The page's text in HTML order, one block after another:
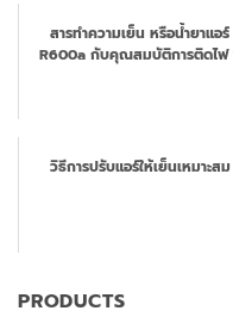
สารทำความเย็น หรือน้ำยาแอร์
R600a กับคุณสมบัติการติดไฟ
วิธีการปรับแอร์ให้เย็นเหมาะสม
PRODUCTS